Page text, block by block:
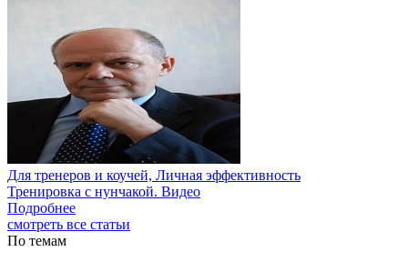
Для тренеров и коучей, Личная эффективность
Тренировка с нунчакой. Видео
Подробнее
смотреть все статьи
По темам